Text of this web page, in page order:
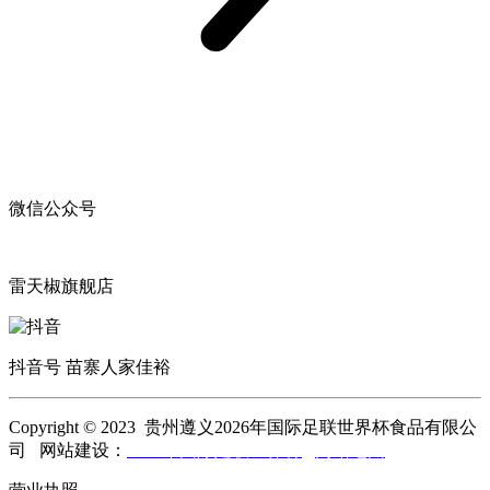
微信公众号
雷天椒旗舰店
抖音号 苗寨人家佳裕
Copyright © 2023 贵州遵义2026年国际足联世界杯食品有限公
司 网站建设：